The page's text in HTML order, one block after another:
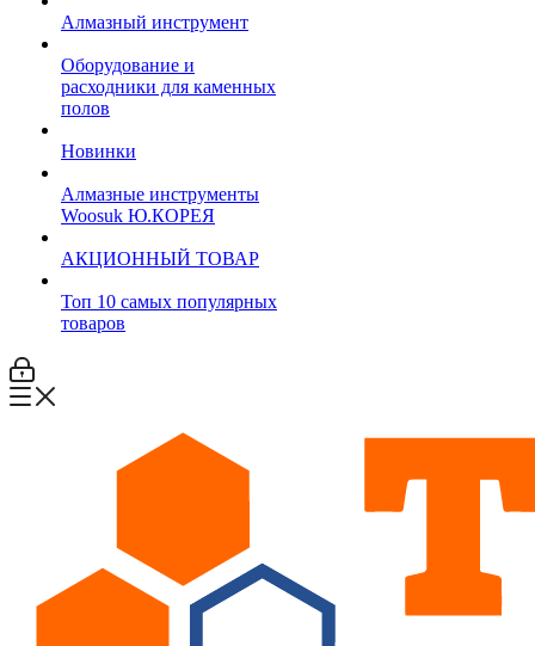
Алмазный инструмент
Оборудование и
расходники для каменных
полов
Новинки
Алмазные инструменты
Woosuk Ю.КОРЕЯ
АКЦИОННЫЙ ТОВАР
Топ 10 самых популярных
товаров